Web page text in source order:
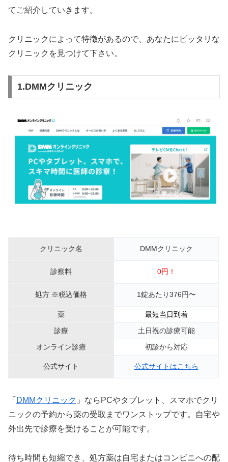
てご紹介していきます。
クリニックによって特徴があるので、あなたにピッタリな
クリニックを見つけて下さい。
1.DMMクリニック
クリニック名 DMMクリニック
診察料 0円！
処方 ※税込価格 1錠あたり376円〜
薬
最短当日到着
診療
土日祝の診療可能
オンライン診療
初診から対応
公式サイト 公式サイトはこちら
「 DMMクリニック 」ならPCやタブレット、スマホでクリ
ニックの予約から薬の受取までワンストップです。自宅や
外出先で診療を受けることが可能です。
待ち時間も短縮でき、処方薬は自宅またはコンビニへの配